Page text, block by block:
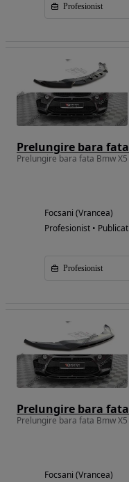
Profesionist
Focsani (Vrancea)
Profesionist • Publicat
Profesionist
Focsani (Vrancea)